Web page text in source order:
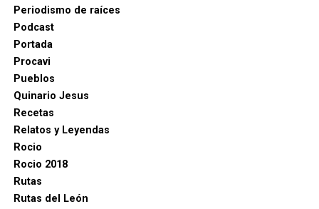
Periodismo de raíces
Podcast
Portada
Procavi
Pueblos
Quinario Jesus
Recetas
Relatos y Leyendas
Rocio
Rocio 2018
Rutas
Rutas del León